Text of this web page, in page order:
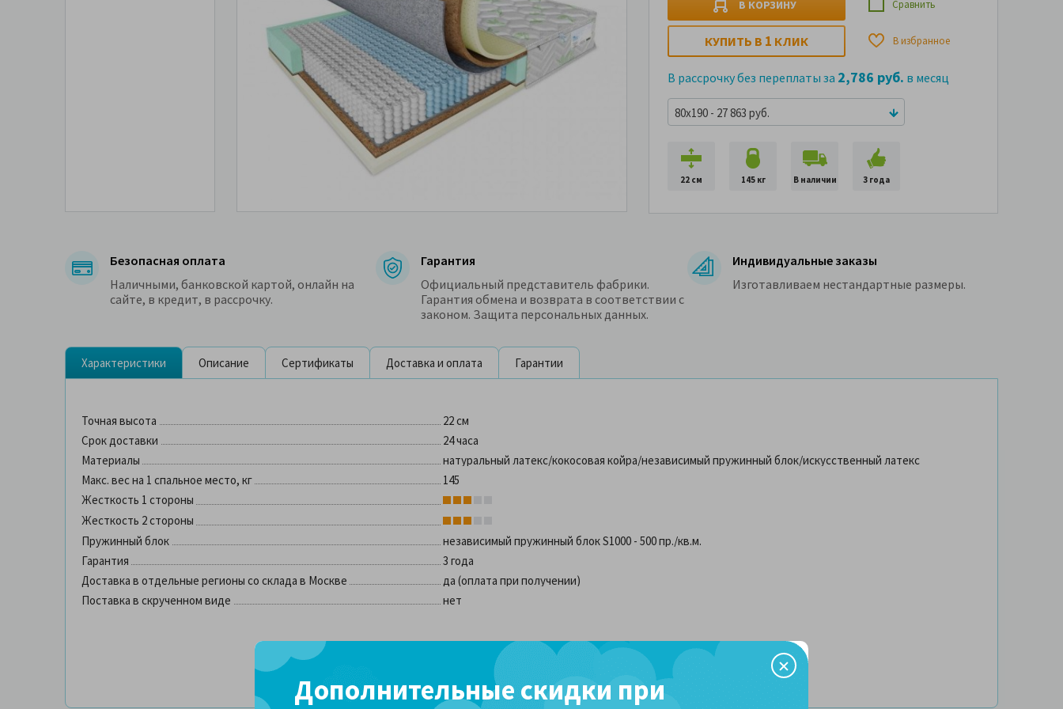
В КОРЗИНУ Сравнить
В избранное
КУПИТЬ В 1 КЛИК
В рассрочку без переплаты за 2,786 руб. в месяц
80x190 - 27 863 руб.
22 см 145 кг В наличии 3 года
Безопасная оплата
Наличными, банковской картой, онлайн на
сайте, в кредит, в рассрочку.
Гарантия
Официальный представитель фабрики.
Гарантия обмена и возврата в соответствии с
законом. Защита персональных данных.
Индивидуальные заказы
Изготавливаем нестандартные размеры.
Характеристики Описание Сертификаты Доставка и оплата Гарантии
Точная высота
22 см
Срок доставки
24 часа
Материалы
натуральный латекс/кокосовая койра/независимый пружинный блок/искусственный латекс
Макс. вес на 1 спальное место, кг
145
Жесткость 1 стороны
Жесткость 2 стороны
Пружинный блок
независимый пружинный блок S1000 - 500 пр./кв.м.
Гарантия
3 года
Доставка в отдельные регионы со склада в Москве
да (оплата при получении)
Поставка в скрученном виде
нет
Дополнительные скидки при